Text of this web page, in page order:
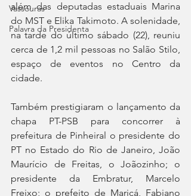
Vassouras
Palavra da Presidenta
além das deputadas estaduais Marina
do MST e Elika Takimoto. A solenidade,
na tarde do último sábado (22), reuniu
cerca de 1,2 mil pessoas no Salão Stilo,
espaço de eventos no Centro da
cidade.
Também prestigiaram o lançamento da
chapa PT-PSB para concorrer à
prefeitura de Pinheiral o presidente do
PT no Estado do Rio de Janeiro, João
Maurício de Freitas, o Joãozinho; o
presidente da Embratur, Marcelo
Freixo; o prefeito de Maricá, Fabiano